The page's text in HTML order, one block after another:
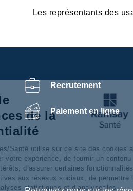
Les représentants des
Recrutement
Paiement en ligne
Centre de
préférences de la
confidentialité
Ramsay Services/Santé utilise
de personnaliser votre expérience,
adapté à vos intérêts, d’assurer
dont celles relatives aux réseaux
réalisation d’'analyses statistiques